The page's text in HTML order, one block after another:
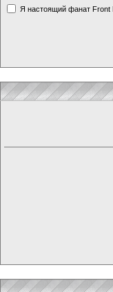
Я настоящий фанат Front